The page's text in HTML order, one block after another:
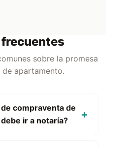
sobre la promesa
apartamento.
compraventa de
ir a notaría?